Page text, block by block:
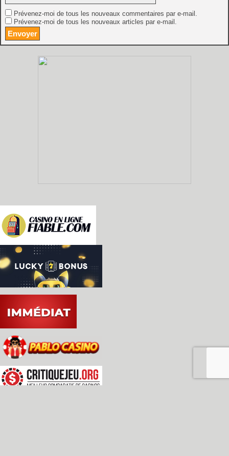
Prévenez-moi de tous les nouveaux commentaires par e-mail.
Prévenez-moi de tous les nouveaux articles par e-mail.